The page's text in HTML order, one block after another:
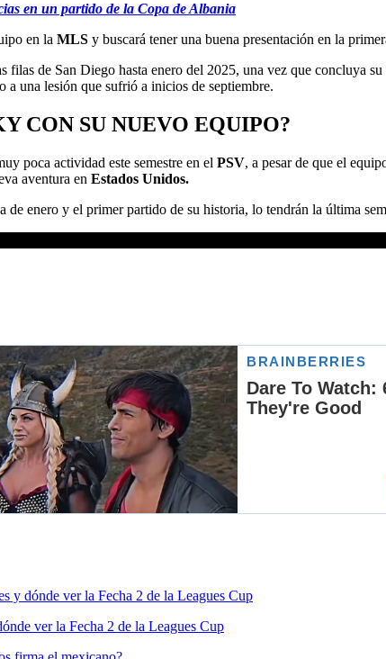
en un partido de la Copa de Albania
en la MLS y buscará tener una buena presentación en la
filas de San Diego hasta enero del 2025, una vez que concluya
a una lesión que sufrió a inicios de septiembre.
CON SU NUEVO EQUIPO?
poca actividad este semestre en el PSV, a pesar de que el
aventura en Estados Unidos.
de enero y el primer partido de su historia, lo tendrán la última
dónde ver la Fecha 2 de la Leagues Cup
ver la Fecha 2 de la Leagues Cup